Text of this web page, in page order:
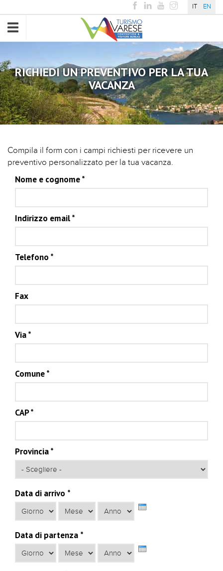
IT EN
Toggle
navigation
RICHIEDI UN PREVENTIVO PER LA TUA
VACANZA
Compila il form con i campi richiesti per ricevere un
preventivo personalizzato per la tua vacanza.
Nome e cognome*
Indirizzo email*
Telefono *
Fax
Via*
Comune*
CAP*
Provincia*
Data di arrivo *
Giorno
Mese Anno
Data di partenza *
Giorno
Mese Anno